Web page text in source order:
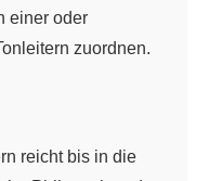
einer oder
zuordnen.
reicht bis in die